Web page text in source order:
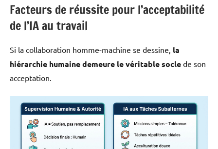
Facteurs de réussite pour l’acceptabilité
de l’IA au travail
Si la collaboration homme-machine se dessine, la
hiérarchie humaine demeure le véritable socle de son
acceptation.